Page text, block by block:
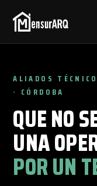
ALIADOS
· CÓRDOBA
QUE NO
UNA
POR UN